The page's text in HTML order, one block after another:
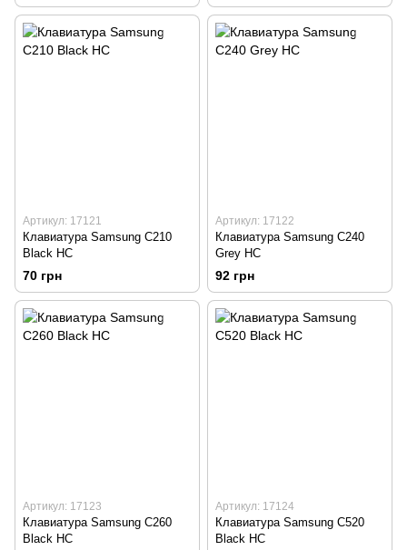
Артикул: 17121
Клавиатура Samsung C210
Black HC
70 грн
Артикул: 17122
Клавиатура Samsung C240
Grey HC
92 грн
Артикул: 17123
Клавиатура Samsung C260
Black HC
Артикул: 17124
Клавиатура Samsung C520
Black HC